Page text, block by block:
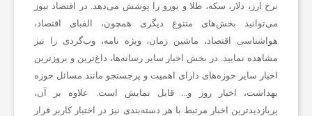
نرخ ارز، دلار، سکه، طلا و یورو را پوشش می‌دهد. در اقتصاد نیوز
می‌توانید بخش‌های متنوع دیگری همچون، الفبای اقتصاد،
هواشناسی اقتصاد، ماشین زمان، ویژه نامه، وب‌گردی را نیز
مشاهده نمایید. در بخش اخبار سایر رسانه‌ها، داغ‌ترین و بروزترین
اخبار سایر حوزه‌های دارای اهمیت و پرجستجو مانند مسائل حوزه
بهداشت، اخبار روز و... قابل نمایش است. علاوه بر آن،
پربازدیدترین اخبار مرتبط با هر دسته‌بندی نیز در اختیار کاربر قرار